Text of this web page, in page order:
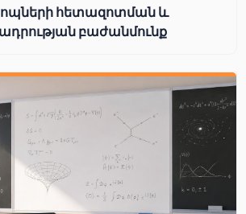
հետազոտման և
բաժանմունք